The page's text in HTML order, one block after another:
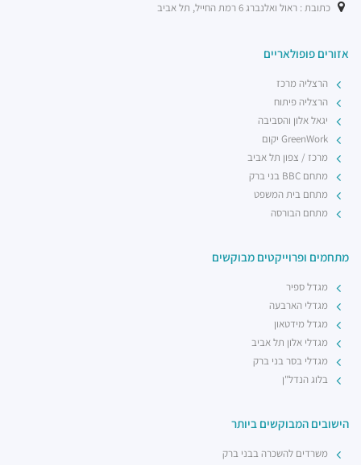
הישובים המבוקשים ביותר
משרדים להשכרה בבני ברק
מתחמים ופרוייקטים מבוקשים
מגדל ספיר
מגדלי הארבעה
מגדל מידטאון
מגדלי אלון תל אביב
מגדלי בסר בני ברק
בלוג הנדל"ן
אזורים פופולאריים
הרצליה מרכז
הרצליה פיתוח
יגאל אלון והסביבה
GreenWork יקום
מרכז / צפון תל אביב
מתחם BBC בני ברק
מתחם בית המשפט
מתחם הבורסה
כתובת : ראול ואלנברג 6 רמת החייל, תל אביב